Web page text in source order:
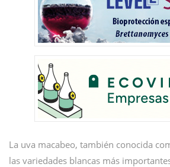
La uva macabeo, también conocida
las variedades blancas más